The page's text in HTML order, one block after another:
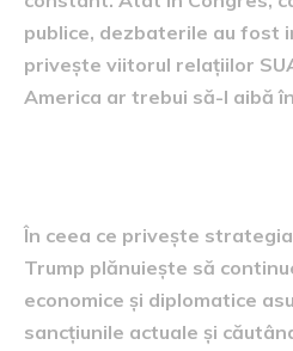
publice, dezbaterile au fost
privește viitorul relațiilor
America ar trebui să-l aibă
În ceea ce privește
Trump plănuiește să
economice și diplomatice
sancțiunile actuale și